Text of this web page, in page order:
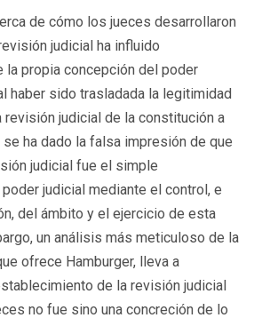
de cómo los jueces desarrollaron
judicial ha influido
la propia concepción del poder
haber sido trasladada la legitimidad
judicial de la constitución a
ha dado la falsa impresión de que
judicial fue el simple
judicial mediante el control, e
del ámbito y el ejercicio de esta
un análisis más meticuloso de la
ofrece Hamburger, lleva a
de la revisión judicial
no fue sino una concreción de lo